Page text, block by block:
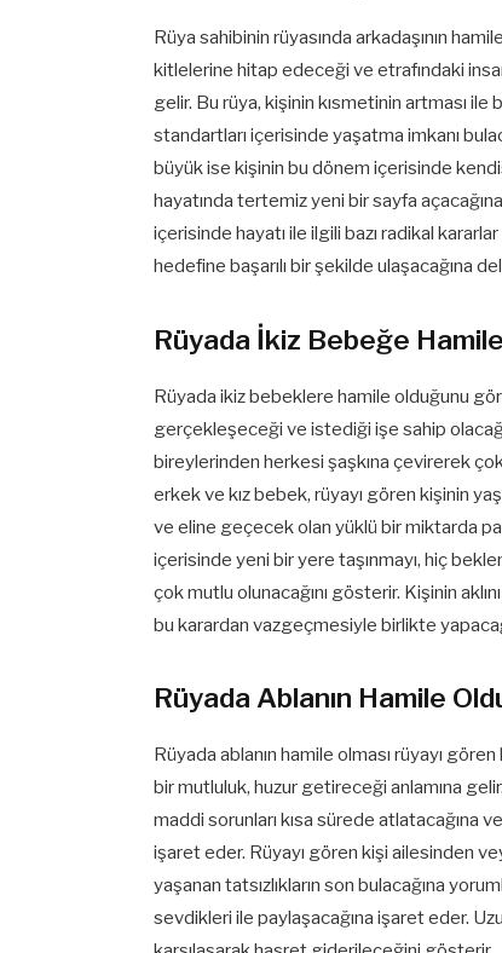
Rüya sahibinin rüyasında arkadaşının
kitlelerine hitap edeceği ve etrafındaki
gelir. Bu rüya, kişinin kısmetinin artması
standartları içerisinde yaşatma imkanı
büyük ise kişinin bu dönem içerisinde
hayatında tertemiz yeni bir sayfa
içerisinde hayatı ile ilgili bazı radikal
hedefine başarılı bir şekilde ulaşacağına
Rüyada İkiz Bebeğe
Rüyada ikiz bebeklere hamile olduğunu
gerçekleşeceği ve istediği işe sahip
bireylerinden herkesi şaşkına çevirerek
erkek ve kız bebek, rüyayı gören kişinin
ve eline geçecek olan yüklü bir miktarda
içerisinde yeni bir yere taşınmayı, hiç
çok mutlu olunacağını gösterir. Kişinin
bu karardan vazgeçmesiyle birlikte
Rüyada Ablanın Hamile
Rüyada ablanın hamile olması rüyayı
bir mutluluk, huzur getireceği anlamına
maddi sorunları kısa sürede atlatacağına
işaret eder. Rüyayı gören kişi ailesinden
yaşanan tatsızlıkların son bulacağına
sevdikleri ile paylaşacağına işaret eder.